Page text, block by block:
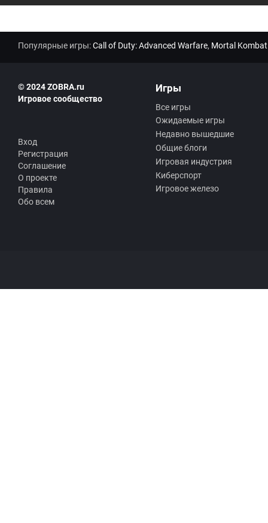
Популярные игры:Call of Duty: Advanced Warfare, Mortal
© 2024 ZOBRA.ru
Игровое сообщество
Вход
Регистрация
Соглашение
О проекте
Правила
Обо всем
Игры
Все игры
Ожидаемые игры
Недавно вышедшие
Общие блоги
Игровая индустрия
Киберспорт
Игровое железо